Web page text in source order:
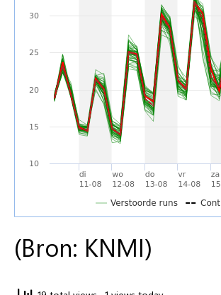
(Bron: KNMI)